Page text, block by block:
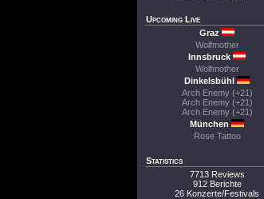
Upcoming Live
Graz
Wolfmother
Innsbruck
Wolfmother
Dinkelsbühl
Arch Enemy (+21)
Arch Enemy (+21)
Arch Enemy (+21)
München
Rose Tattoo
Statistics
7713 Reviews
912 Berichte
26 Konzerte/Festivals